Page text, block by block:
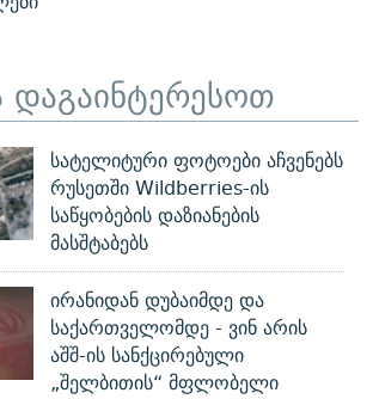
დაგაინტერესოთ
სატელიტური ფოტოები აჩვენებს
რუსეთში Wildberries-ის
საწყობების დაზიანების
მასშტაბებს
ირანიდან დუბაიმდე და
საქართველომდე - ვინ არის
აშშ-ის სანქცირებული
„შელბითის“ მფლობელი